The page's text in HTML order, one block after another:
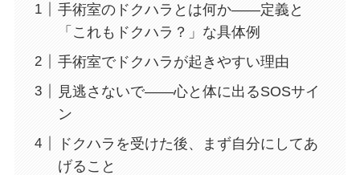
手術室のドクハラとは何か——定義と
「これもドクハラ？」な具体例
手術室でドクハラが起きやすい理由
見逃さないで——心と体に出るSOSサイ
ン
ドクハラを受けた後、まず自分にしてあ
げること